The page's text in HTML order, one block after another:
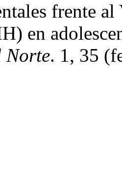
frente
en
Norte. 1, 35